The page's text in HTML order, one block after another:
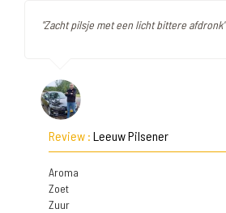
"Zacht pilsje met een licht bittere afdronk"
Review : Leeuw Pilsener
Aroma
Zoet
Zuur